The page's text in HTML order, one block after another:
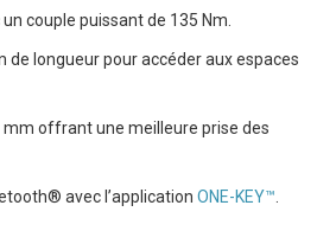
couple puissant de 135 Nm.
de longueur pour accéder aux espaces
offrant une meilleure prise des
avec l’application ONE-KEY™